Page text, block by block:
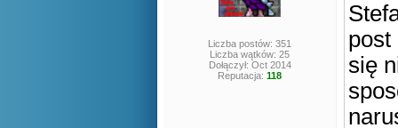
Liczba postów: 351
Liczba wątków: 25
Dołączył: Oct 2014
Reputacja: 118
post
się